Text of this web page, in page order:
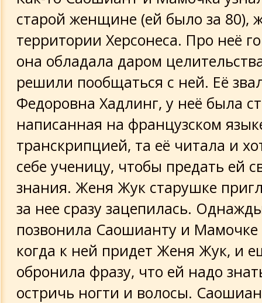
старой женщине (ей было за 80),
территории Херсонеса. Про неё
она обладала даром
решили пообщаться с ней. Её
Федоровна Хадлинг, у неё была
написанная на французском
транскрипцией, та её читала и
себе ученицу, чтобы предать ей
знания. Женя Жук старушке
за нее сразу зацепилась.
позвонила Саошианту и Мамочке
когда к ней придет Женя Жук, и
обронила фразу, что ей надо
остричь ногти и волосы.